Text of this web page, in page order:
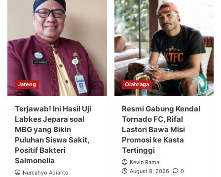
Jateng
Terjawab! Ini Hasil Uji
Labkes Jepara soal
MBG yang Bikin
Puluhan Siswa Sakit,
Positif Bakteri
Salmonella
Nurcahyo Adianto
Olahraga
Resmi Gabung Kendal
Tornado FC, Rifal
Lastori Bawa Misi
Promosi ke Kasta
Tertinggi
Kevin Rama
August 8, 2026
0